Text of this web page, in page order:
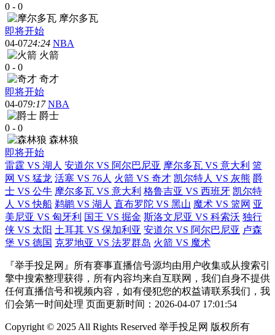
0 - 0
摩尔多瓦
即将开始
04-0724:24 NBA
火箭
0 - 0
奇才
即将开始
04-079:17 NBA
爵士
0 - 0
森林狼
即将开始
雷霆 VS 湖人 安道尔 VS 阿尔巴尼亚 摩尔多瓦 VS 意大利 篮
网 VS 猛龙 活塞 VS 76人 火箭 VS 奇才 凯尔特人 VS 灰熊 爵
士 VS 公牛 摩尔多瓦 VS 意大利 格鲁吉亚 VS 西班牙 凯尔特
人 VS 快船 鹈鹕 VS 湖人 直布罗陀 VS 黑山 魔术 VS 篮网 亚
美尼亚 VS 匈牙利 国王 VS 掘金 斯洛文尼亚 VS 科索沃 独行
侠 VS 太阳 土耳其 VS 保加利亚 安道尔 VS 阿尔巴尼亚 卢森
堡 VS 德国 克罗地亚 VS 法罗群岛 火箭 VS 魔术
『举手投足网』所有赛事直播信号源均由用户收集或从搜索引
擎中搜索整理获得，所有内容均来自互联网，我们自身不提供
任何直播信号和视频内容，如有侵犯您的权益请联系我们，我
们会第一时间处理 页面更新时间：2026-04-07 17:01:54
Copyright © 2025 All Rights Reserved 举手投足网 版权所有